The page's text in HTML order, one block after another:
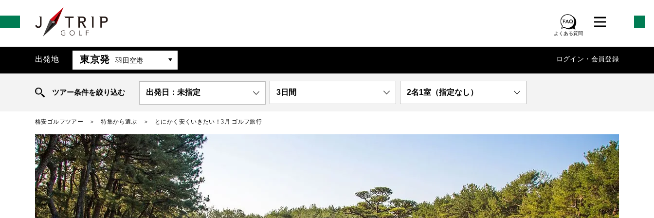
よくある質問
出発地 東京発 羽田空港 ログイン・会員登録
ツアー条件を絞り込む 出発日：未指定 3日間 2名1室（指定なし）
格安ゴルフツアー 特集から選ぶ とにかく安くいきたい！3月 ゴルフ旅行